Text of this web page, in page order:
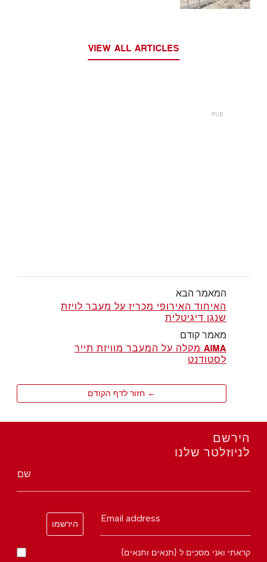
VIEW ALL ARTICLES
המאמר הבא
האיחוד האירופי מכריז על מעבר לויזת
שנגן דיגיטלית
מאמר קודם
AIMA מקלה על המעבר מוויזת תייר
לסטודנט
← חזור לדף הקודם
הירשם
לניוזלטר שלנו
שם
Email address
הירשמו
קראתי ואני מסכים ל {תנאים ותנאים}